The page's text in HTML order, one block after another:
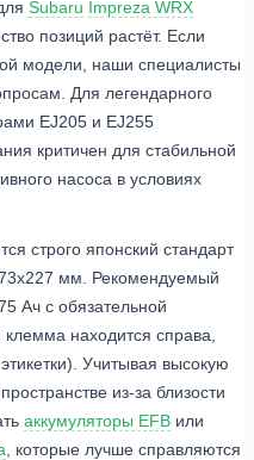
Subaru Impreza WRX
позиций растёт. Если
модели, наши специалисты
Для легендарного
EJ205 и EJ255
критичен для стабильной
насоса в условиях
строго японский стандарт
мм. Рекомендуемый
Ач с обязательной
находится справа,
Учитывая высокую
из-за близости
аккумуляторы EFB или
, которые лучше справляются